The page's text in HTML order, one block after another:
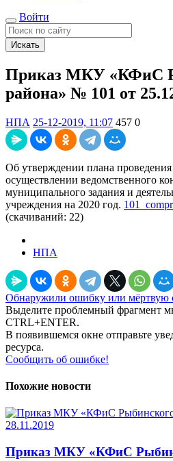
Войти
Искать
Приказ МКУ «КФиС
района» № 101 от
НПА 25-12-2019, 11:07 457 0
Об утверждении плана
осуществлении ведомственного
муниципального задания и
учреждения на 2020 год.
(cкачиваний: 22)
НПА
Обнаружили ошибку или мёртвую
Выделите проблемный фрагмент
CTRL+ENTER.
В появившемся окне отправьте
ресурса.
Сообщить об ошибке!
Похожие новости
Приказ МКУ «КФиС